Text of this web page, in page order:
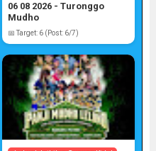
06 08 2026 - Turonggo
Mudho
📅 Target: 6 (Post: 6/7)